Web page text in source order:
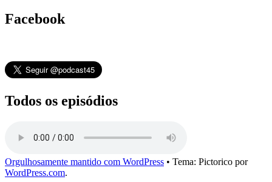
Facebook
Todos os episódios
Orgulhosamente mantido com WordPress • Tema: Pictorico por
WordPress.com.